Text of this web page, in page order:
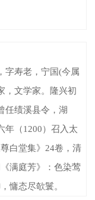
字寿老，宁国(今属
，文学家。隆兴初
任绩溪县令，湖
年（1200）召入太
白堂集》24卷，清
满庭芳》：色染莺
慵态尽欹鬟。